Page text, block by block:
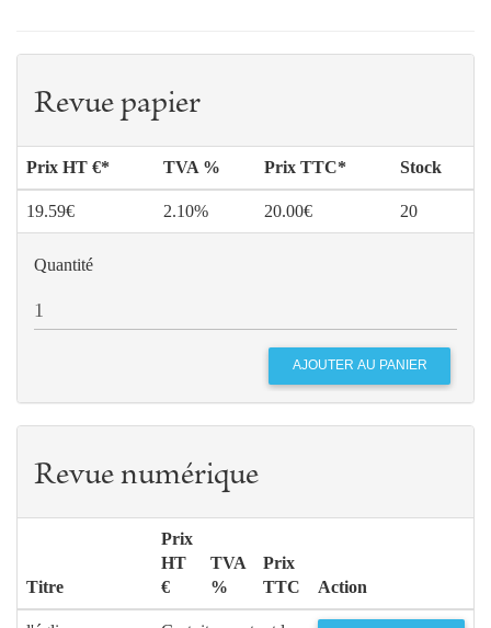
Revue papier
Prix HT €* TVA % Prix TTC* Stock
19.59€ 2.10% 20.00€ 20
Quantité
Revue numérique
Titre
Prix
HT
€
TVA
%
Prix
TTC
Action